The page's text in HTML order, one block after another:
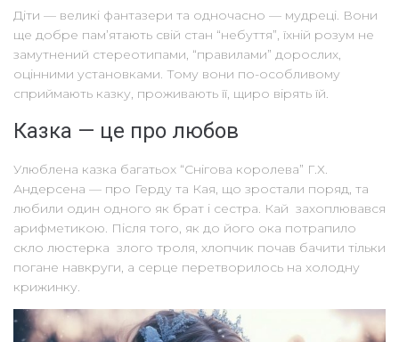
Діти — великі фантазери та одночасно — мудреці. Вони
ще добре пам’ятають свій стан “небуття”, їхній розум не
замутнений стереотипами, “правилами” дорослих,
оцінними установками. Тому вони по-особливому
сприймають казку, проживають її, щиро вірять їй.
Казка — це про любов
Улюблена казка багатьох “Снігова королева” Г.Х.
Андерсена — про Герду та Кая, що зростали поряд, та
любили один одного як брат і сестра. Кай захоплювався
арифметикою. Після того, як до його ока потрапило
скло люстерка злого троля, хлопчик почав бачити тільки
погане навкруги, а серце перетворилось на холодну
крижинку.